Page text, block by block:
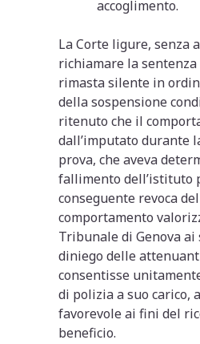
accoglimento.
La Corte ligure, senza
richiamare la
rimasta silente in
della sospensione
ritenuto che il
dall’imputato durante
prova, che aveva
fallimento dell’istituto
conseguente revoca
comportamento
Tribunale di Genova
diniego delle
consentisse
di polizia a suo carico,
favorevole ai fini del
beneficio.